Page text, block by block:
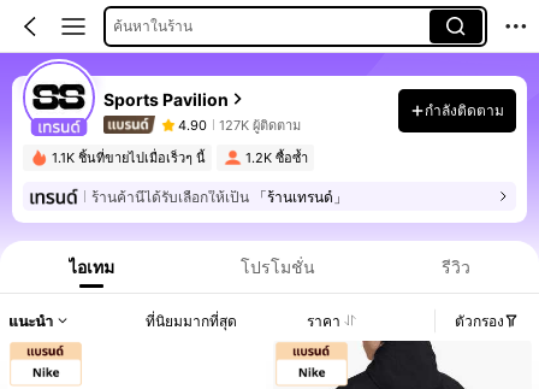
ค้นหาในร้าน
Sports Pavilion
4.90 127K ผู้ติดตาม
กำลังติดตาม
1.1K ชิ้นที่ขายไปเมื่อเร็วๆ นี้ 1.2K ซื้อซ้ำ
ร้านค้านี้ได้รับเลือกให้เป็น 「ร้านเทรนด์」
ไอเทม โปรโมชั่น รีวิว
แนะนำ ที่นิยมมากที่สุด ราคา ตัวกรอง